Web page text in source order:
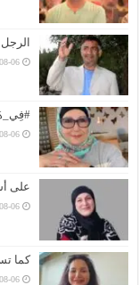
06
06
على
06
كما
06